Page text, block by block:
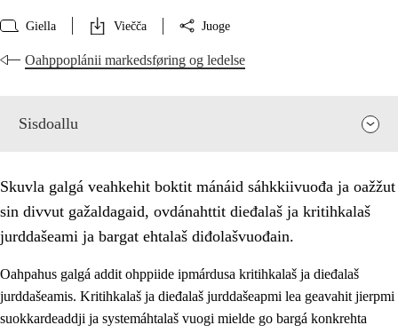
Giella Viečča Juoge
Oahppoplánii markedsføring og ledelse
Sisdoallu
Skuvla galgá veahkehit boktit mánáid sáhkkiivuođa ja oažžut
sin divvut gažaldagaid, ovdánahttit dieđalaš ja kritihkalaš
jurddašeami ja bargat ehtalaš diđolašvuođain.
Oahpahus galgá addit ohppiide ipmárdusa kritihkalaš ja dieđalaš
jurddašeamis. Kritihkalaš ja dieđalaš jurddašeapmi lea geavahit jierpmi
suokkardeaddji ja systemáhtalaš vuogi mielde go bargá konkrehta